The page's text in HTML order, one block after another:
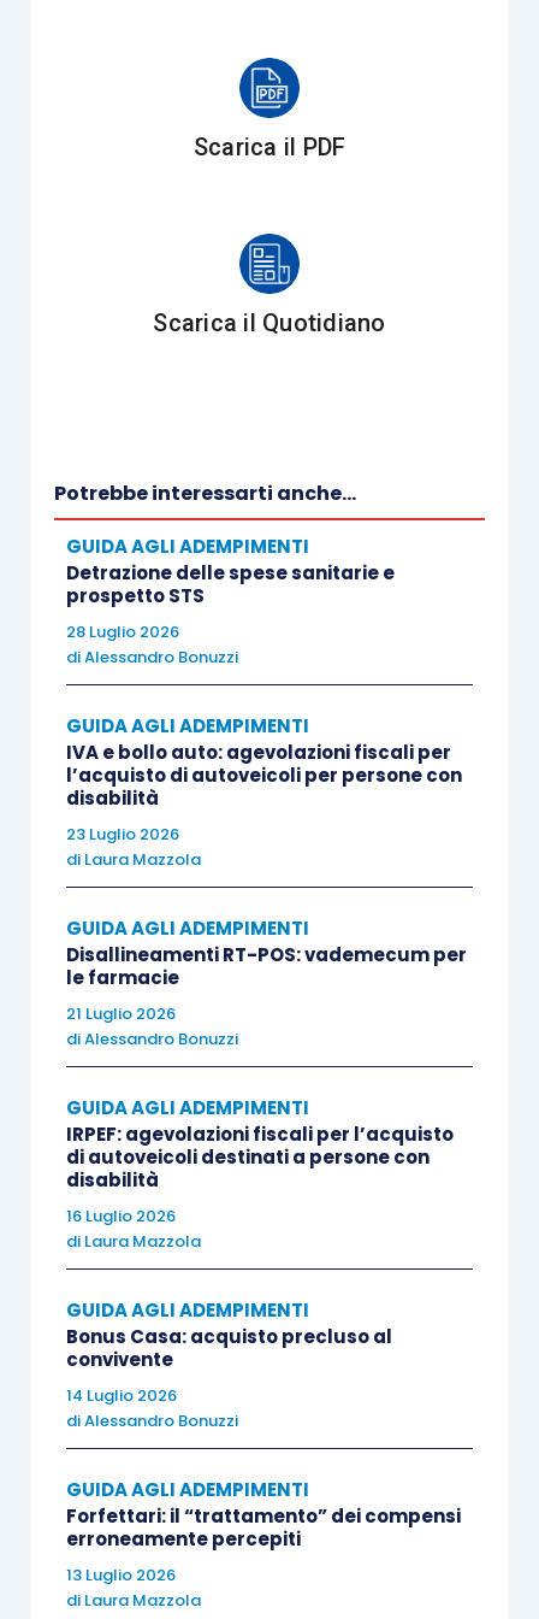
alle differenze temporanee deducibili o al riporto a
nuovo di perdite fiscali ”.
Tali differenze possono derivare da:
componenti negativi di reddito deducibili
ai fini fiscali in esercizi successivi a
economico civilistico;
civilistico.
Ai fini della rilevazione contabile, la
partita doppiaprevede una variazione finanziaria
5-terin attivo di stato patrimoniale), e una
variazione economica positiva, per imposte
anticipate (voce 20 di conto economico, con
segno negativo).
Crediti per
imposte
anticipate
a
Per rilevazione imposte differite anno 2023
Le seconde, ossia leimposte differite, sono
definite dal principio contabile OIC 25, quali
imposte “che pur essendo di competenza
dell’eserciziosono dovute in esercizi futuri”.
Tali differenze possono derivare da:
componenti negativi di reddito deducibili
fiscalmente in esercizi precedenti a
quello in cui verranno imputati a conto
economico;
componenti positivi di reddito deducibili
fiscalmente in esercizi precedenti a
quello in cui verranno imputati a conto
rivalutazione di attività senza il
Scarica il PDF
Scarica il Quotidiano
Potrebbe interessarti anche...
GUIDA AGLI ADEMPIMENTI
Detrazione delle spese sanitarie e
prospetto STS
28 Luglio 2026
diAlessandro Bonuzzi
GUIDA AGLI ADEMPIMENTI
IVA e bollo auto: agevolazioni fiscali per
l’acquisto di autoveicoli per persone con
disabilità
23 Luglio 2026
di Laura Mazzola
GUIDA AGLI ADEMPIMENTI
Disallineamenti RT-POS: vademecum per
le farmacie
21 Luglio 2026
diAlessandro Bonuzzi
GUIDA AGLI ADEMPIMENTI
IRPEF: agevolazioni fiscali per l’acquisto
di autoveicoli destinati a persone con
disabilità
16 Luglio 2026
di Laura Mazzola
GUIDA AGLI ADEMPIMENTI
Bonus Casa: acquisto precluso al
convivente
14 Luglio 2026
diAlessandro Bonuzzi
GUIDA AGLI ADEMPIMENTI
Forfettari: il “trattamento” dei compensi
erroneamente percepiti
13 Luglio 2026
di Laura Mazzola